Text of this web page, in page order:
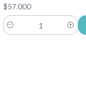
$57.000
Cantidad